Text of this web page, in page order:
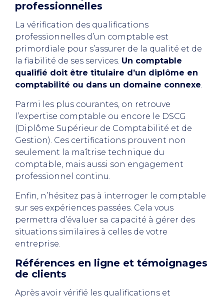
professionnelles
La vérification des qualifications
professionnelles d’un comptable est
primordiale pour s’assurer de la qualité et de
la fiabilité de ses services. Un comptable
qualifié doit être titulaire d’un diplôme en
comptabilité ou dans un domaine connexe.
Parmi les plus courantes, on retrouve
l’expertise comptable ou encore le DSCG
(Diplôme Supérieur de Comptabilité et de
Gestion). Ces certifications prouvent non
seulement la maîtrise technique du
comptable, mais aussi son engagement
professionnel continu.
Enfin, n’hésitez pas à interroger le comptable
sur ses expériences passées. Cela vous
permettra d’évaluer sa capacité à gérer des
situations similaires à celles de votre
entreprise.
Références en ligne et témoignages
de clients
Après avoir vérifié les qualifications et